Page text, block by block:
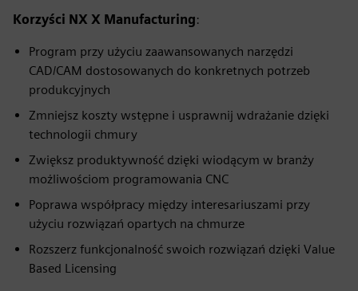
Korzyści NX X Manufacturing:
Program przy użyciu zaawansowanych narzędzi
CAD/CAM dostosowanych do konkretnych potrzeb
produkcyjnych
Zmniejsz koszty wstępne i usprawnij wdrażanie dzięki
technologii chmury
Zwiększ produktywność dzięki wiodącym w branży
możliwościom programowania CNC
Poprawa współpracy między interesariuszami przy
użyciu rozwiązań opartych na chmurze
Rozszerz funkcjonalność swoich rozwiązań dzięki Value
Based Licensing